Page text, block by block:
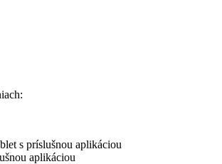
s príslušnou aplikáciou
aplikáciou